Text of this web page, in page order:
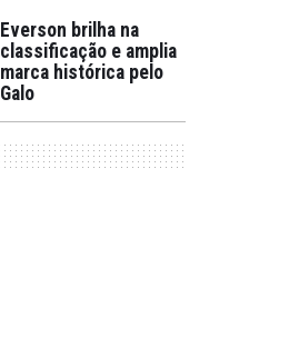
Everson brilha na
classificação e amplia
marca histórica pelo
Galo